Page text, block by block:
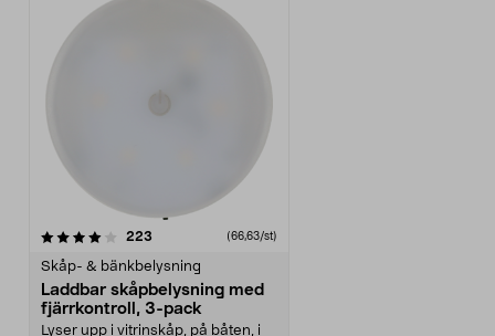
223 (66,63/st)
Skåp- & bänkbelysning
Laddbar skåpbelysning med
fjärrkontroll, 3-pack
Lyser upp i vitrinskåp, på båten, i